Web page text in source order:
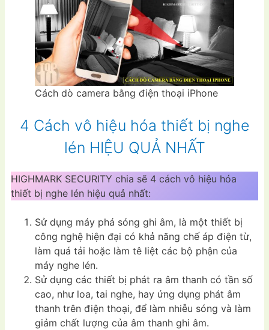
Cách dò camera bằng điện thoại iPhone
4 Cách vô hiệu hóa thiết bị nghe
lén HIỆU QUẢ NHẤT
HIGHMARK SECURITY chia sẽ 4 cách vô hiệu hóa
thiết bị nghe lén hiệu quả nhất:
Sử dụng máy phá sóng ghi âm, là một thiết bị
công nghệ hiện đại có khả năng chế áp điện từ,
làm quá tải hoặc làm tê liệt các bộ phận của
máy nghe lén.
Sử dụng các thiết bị phát ra âm thanh có tần số
cao, như loa, tai nghe, hay ứng dụng phát âm
thanh trên điện thoại, để làm nhiễu sóng và làm
giảm chất lượng của âm thanh ghi âm.